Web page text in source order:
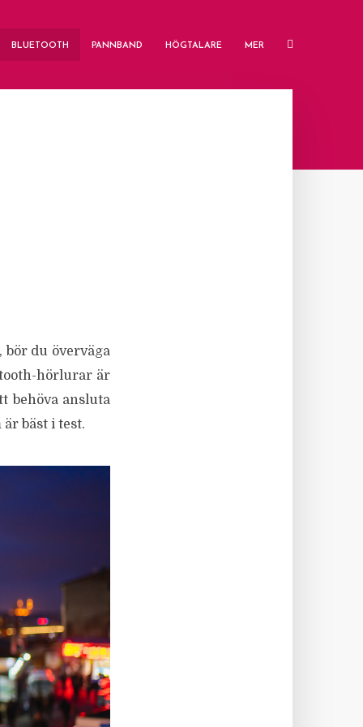
BLUETOOTH PANNBAND HÖGTALARE MER
du överväga
hörlurar är
behöva ansluta
bäst i test.